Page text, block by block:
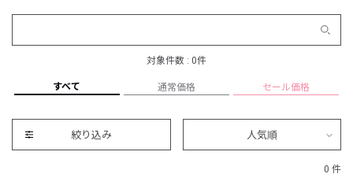
対象件数 : 0件
すべて 通常価格 セール価格
絞り込み 人気順
0 件